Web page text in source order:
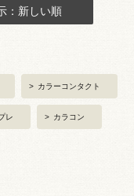
：新しい順
> カラーコンタクト
レ > カラコン